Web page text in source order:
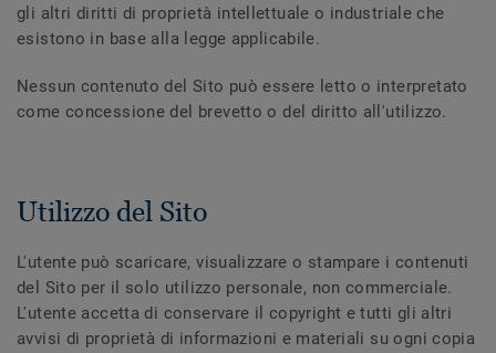
gli altri diritti di proprietà intellettuale o industriale che
esistono in base alla legge applicabile.
Nessun contenuto del Sito può essere letto o interpretato
come concessione del brevetto o del diritto all'utilizzo.
Utilizzo del Sito
L'utente può scaricare, visualizzare o stampare i contenuti
del Sito per il solo utilizzo personale, non commerciale.
L'utente accetta di conservare il copyright e tutti gli altri
avvisi di proprietà di informazioni e materiali su ogni copia